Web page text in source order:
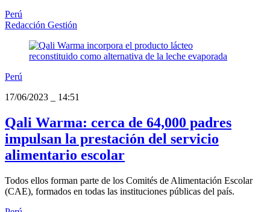
Perú
Redacción Gestión
Perú
17/06/2023
14:51
Qali Warma: cerca de 64,000 padres
impulsan la prestación del servicio
alimentario escolar
Todos ellos forman parte de los Comités de Alimentación Escolar
(CAE), formados en todas las instituciones públicas del país.